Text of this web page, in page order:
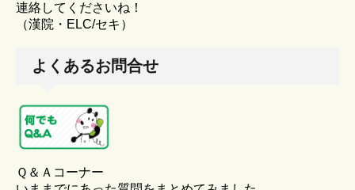
連絡してくださいね！
（漢院・ELC/セキ）
よくあるお問合せ
Ｑ＆Ａコーナー